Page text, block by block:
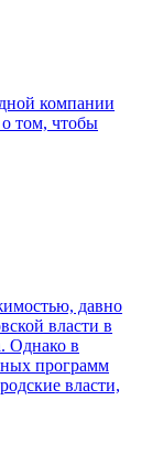
компании
о том, чтобы
давно
власти в
Однако в
программ
власти,